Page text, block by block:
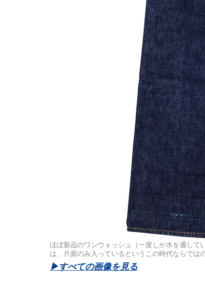
ほぼ新品のワンウォッシュ（一度しか水を通し
は、片面のみ入っているというこの時代ならで
▶︎すべての画像を見る